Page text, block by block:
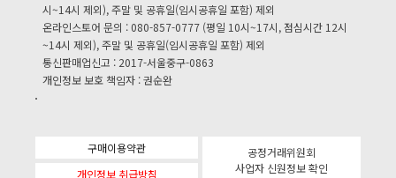
시~14시 제외), 주말 및 공휴일(임시공휴일 포함) 제외
온라인스토어 문의 : 080-857-0777 (평일 10시~17시, 점심시간 12시
~14시 제외), 주말 및 공휴일(임시공휴일 포함) 제외
통신판매업신고 : 2017-서울중구-0863
개인정보 보호 책임자 : 권순완
구매이용약관
개인정보 취급방침
공정거래위원회
사업자 신원정보 확인